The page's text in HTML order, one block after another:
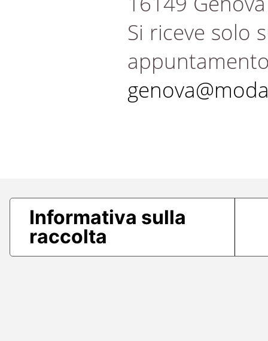
Si riceve solo
Informativa sulla
raccolta